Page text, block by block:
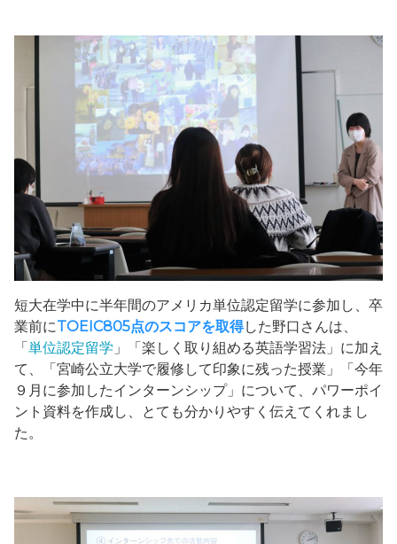
短大在学中に半年間のアメリカ単位認定留学に参加し、卒
業前にTOEIC805点のスコアを取得した野口さんは、
「単位認定留学 」「楽しく取り組める英語学習法」に加え
て、「宮崎公立大学で履修して印象に残った授業」「今年
９月に参加したインターンシップ」について、パワーポイ
ント資料を作成し、とても分かりやすく伝えてくれまし
た。